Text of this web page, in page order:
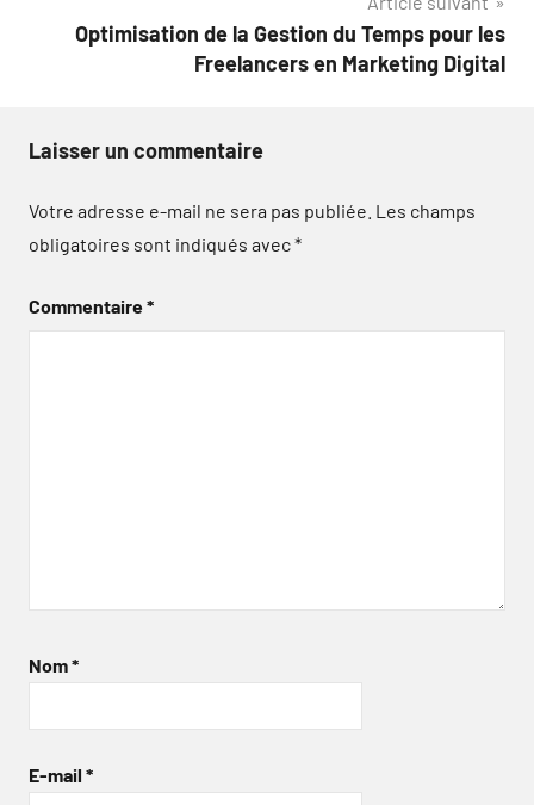
Optimisation de la Gestion du Temps pour les
Freelancers en Marketing Digital
Laisser un commentaire
Votre adresse e-mail ne sera pas publiée. Les champs
obligatoires sont indiqués avec*
Commentaire*
Nom*
E-mail *